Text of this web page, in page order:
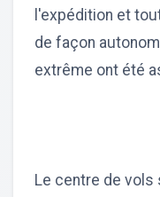
l'expédition et
de façon
extrême ont été
Le centre de vols